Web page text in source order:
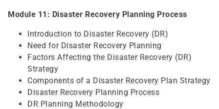
Module 11: Disaster Recovery Planning Process
Introduction to Disaster Recovery (DR)
Need for Disaster Recovery Planning
Factors Affecting the Disaster Recovery (DR)
Strategy
Components of a Disaster Recovery Plan Strategy
Disaster Recovery Planning Process
DR Planning Methodology